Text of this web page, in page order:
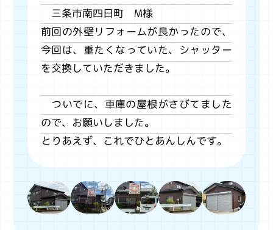
三条市南四日町 M様
前回の外壁リフォームが良かったので、
今回は、重たくなっていた、シャッター
を交換していただきました。
ついでに、車庫の屋根がさびてました
ので、お願いしました。
とりあえず、これでひとあんしんです。